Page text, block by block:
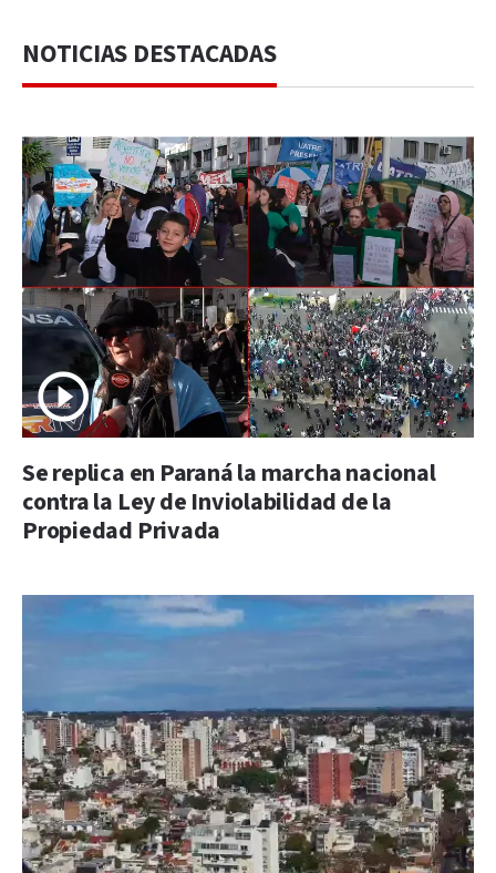
NOTICIAS DESTACADAS
Se replica en Paraná la marcha nacional
contra la Ley de Inviolabilidad de la
Propiedad Privada